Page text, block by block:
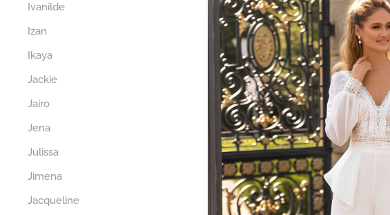
Ivanilde
Izan
Ikaya
Jackie
Jairo
Jena
Julissa
Jimena
Jacqueline